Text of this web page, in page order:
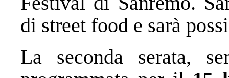
di street food e sarà
La seconda serata,